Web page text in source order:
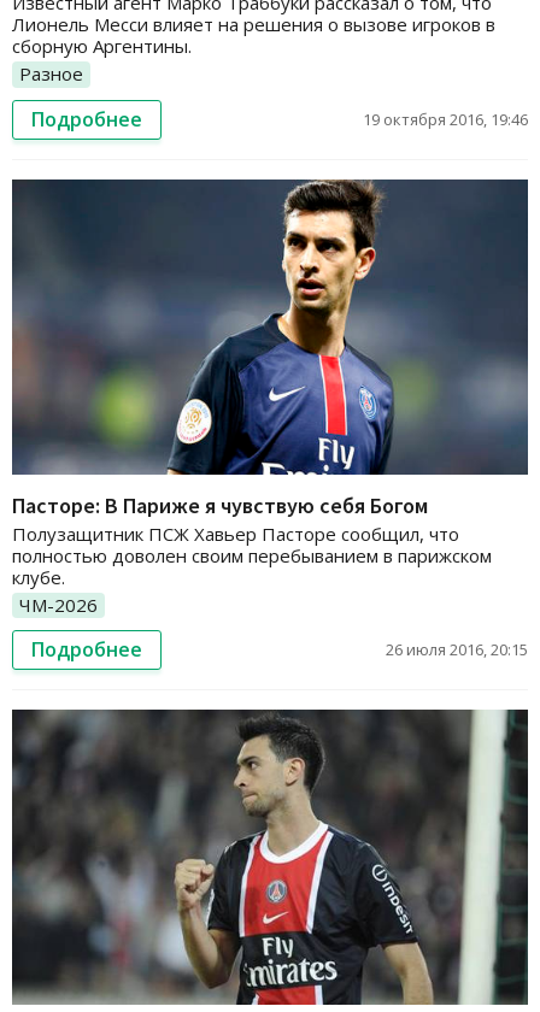
Лионель Месси влияет на решения о вызове игроков в
сборную Аргентины.
Разное
Подробнее 19 октября 2016, 19:46
Пасторе: В Париже я чувствую себя Богом
Полузащитник ПСЖ Хавьер Пасторе сообщил, что
полностью доволен своим перебыванием в парижском
клубе.
ЧМ-2026
Подробнее 26 июля 2016, 20:15